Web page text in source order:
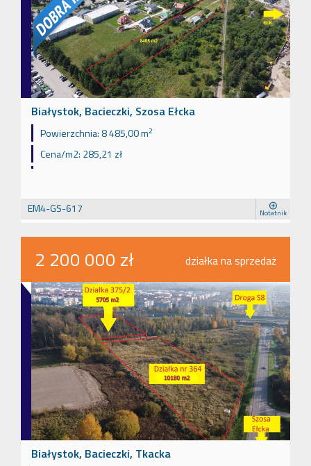
Białystok, Bacieczki, Szosa Ełcka
Powierzchnia: 8 485,00 m2
Cena/m2: 285,21 zł
EM4-GS-617 Notatnik
2 200 000 zł działka na sprzedaż
Białystok, Bacieczki, Tkacka